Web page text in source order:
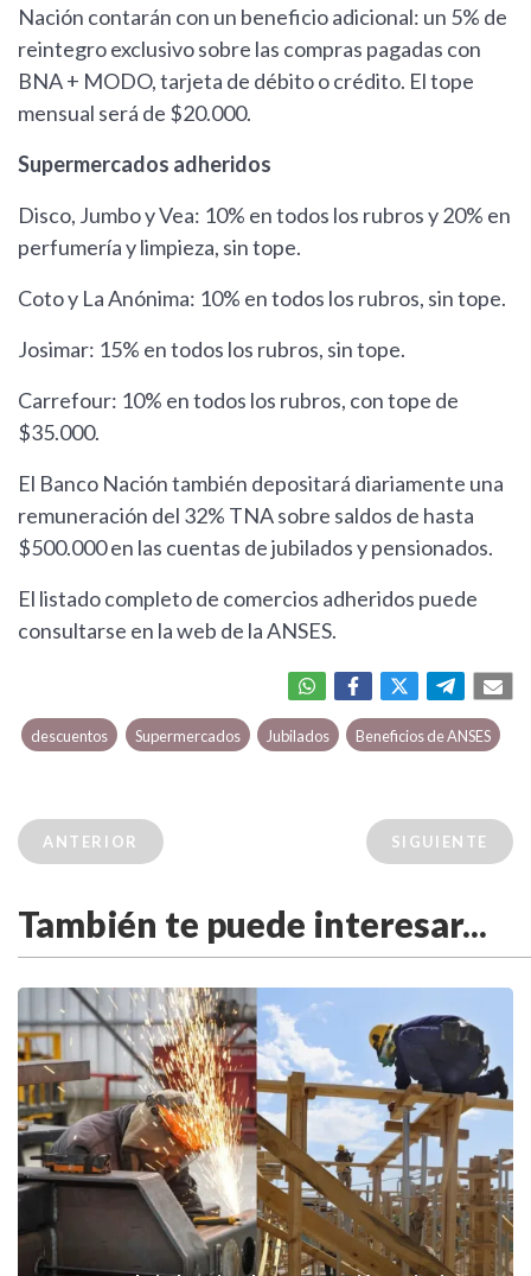
Nación contarán con un beneficio adicional: un 5% de
reintegro exclusivo sobre las compras pagadas con
BNA + MODO, tarjeta de débito o crédito. El tope
mensual será de $20.000.
Supermercados adheridos
Disco, Jumbo y Vea: 10% en todos los rubros y 20% en
perfumería y limpieza, sin tope.
Coto y La Anónima: 10% en todos los rubros, sin tope.
Josimar: 15% en todos los rubros, sin tope.
Carrefour: 10% en todos los rubros, con tope de
$35.000.
El Banco Nación también depositará diariamente una
remuneración del 32% TNA sobre saldos de hasta
$500.000 en las cuentas de jubilados y pensionados.
El listado completo de comercios adheridos puede
consultarse en la web de la ANSES.
descuentos Supermercados Jubilados Beneficios de ANSES
ANTERIOR SIGUIENTE
También te puede interesar...